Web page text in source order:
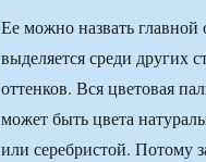
Ее можно назвать главной
выделяется среди
оттенков. Вся цветовая
может быть цвета
или серебристой. Потому